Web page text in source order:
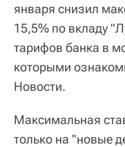
января снизил
15,5% по вкладу
тарифов банка в
которыми
Новости.
Максимальная
только на "новые